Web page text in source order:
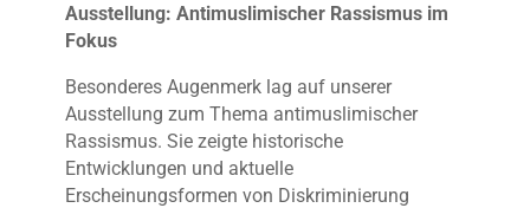
Ausstellung: Antimuslimischer Rassismus im
Fokus
Besonderes Augenmerk lag auf unserer
Ausstellung zum Thema antimuslimischer
Rassismus. Sie zeigte historische
Entwicklungen und aktuelle
Erscheinungsformen von Diskriminierung